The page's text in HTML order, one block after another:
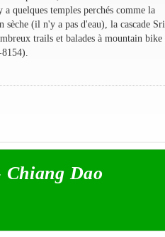
quelques temples perchés comme la
sèche (il n'y a pas d'eau), la cascade Sri
trails et balades à mountain bike
Chiang Dao